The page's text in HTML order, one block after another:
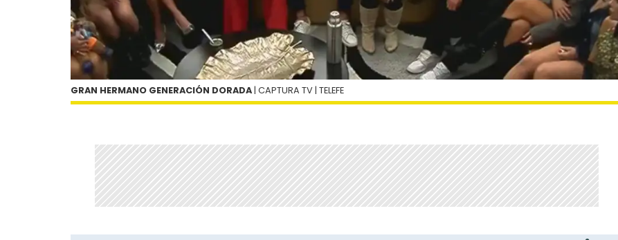
GRAN HERMANO GENERACIÓN DORADA | CAPTURA TV | TELEFE